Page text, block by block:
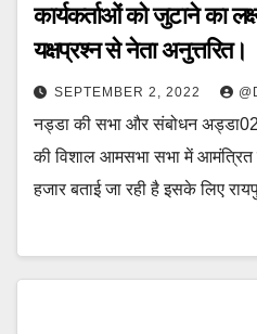
कार्यकर्ताओं को जुटाने का
यक्षप्रश्न से नेता अनुत्तरित।
SEPTEMBER 2, 2022
नड्डा की सभा और संबोधन अड्डा02
की विशाल आमसभा सभा में आमंत्रित
हजार बताई जा रही है इसके लिए